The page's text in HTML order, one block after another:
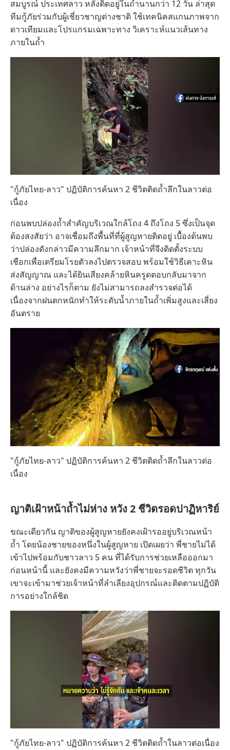
สมบูรณ์ ประเทศลาว หลังติดอยู่ในถ้ำนานกว่า 12 วัน ล่าสุด
ทีมกู้ภัยร่วมกับผู้เชี่ยวชาญต่างชาติ ใช้เทคนิคสแกนภาพจาก
ดาวเทียมและโปรแกรมเฉพาะทาง วิเคราะห์แนวเส้นทาง
ภายในถ้ำ
"กู้ภัยไทย-ลาว" ปฏิบัติการค้นหา 2 ชีวิตติดถ้ำลึกในลาวต่อ
เนื่อง
ก่อนพบปล่องถ้ำสำคัญบริเวณใกล้โถง 4 ถึงโถง 5 ซึ่งเป็นจุด
ต้องสงสัยว่า อาจเชื่อมถึงพื้นที่ที่ผู้สูญหายติดอยู่ เบื้องต้นพบ
ว่าปล่องดังกล่าวมีความลึกมาก เจ้าหน้าที่จึงติดตั้งระบบ
เชือกเพื่อเตรียมโรยตัวลงไปตรวจสอบ พร้อมใช้วิธีเคาะหิน
ส่งสัญญาณ และได้ยินเสียงคล้ายหินครูดตอบกลับมาจาก
ด้านล่าง อย่างไรก็ตาม ยังไม่สามารถลงสำรวจต่อได้
เนื่องจากฝนตกหนักทำให้ระดับน้ำภายในถ้ำเพิ่มสูงและเสี่ยง
อันตราย
"กู้ภัยไทย-ลาว" ปฏิบัติการค้นหา 2 ชีวิตติดถ้ำลึกในลาวต่อ
เนื่อง
ญาติเฝ้าหน้าถ้ำไม่ห่าง หวัง 2 ชีวิตรอดปาฏิหาริย์
ขณะเดียวกัน ญาติของผู้สูญหายยังคงเฝ้ารออยู่บริเวณหน้า
ถ้ำ โดยน้องชายของหนึ่งในผู้สูญหาย เปิดเผยว่า พี่ชายไม่ได้
เข้าไปพร้อมกับชาวลาว 5 คน ที่ได้รับการช่วยเหลือออกมา
ก่อนหน้านี้ และยังคงมีความหวังว่าพี่ชายจะรอดชีวิต ทุกวัน
เขาจะเข้ามาช่วยเจ้าหน้าที่ลำเลียงอุปกรณ์และติดตามปฏิบัติ
การอย่างใกล้ชิด
"กู้ภัยไทย-ลาว" ปฏิบัติการค้นหา 2 ชีวิตติดถ้ำในลาวต่อเนื่อง